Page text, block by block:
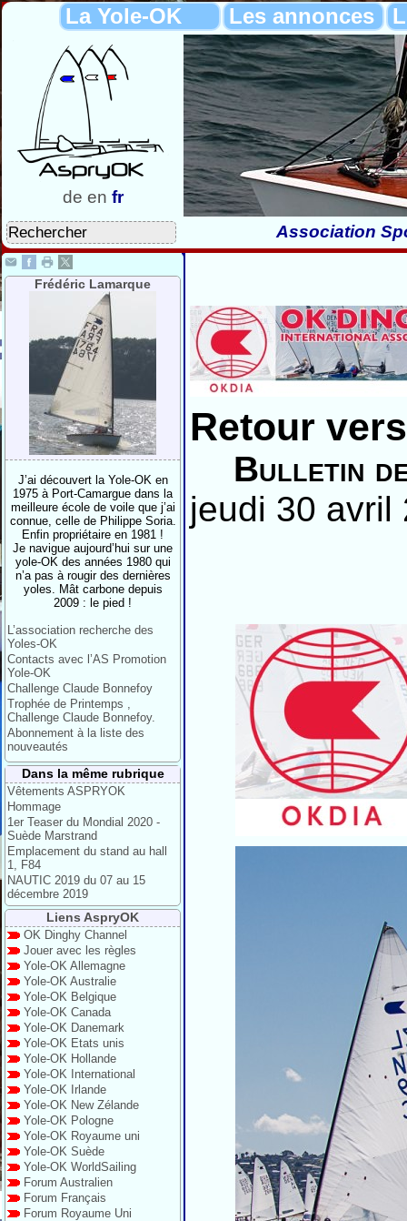
La Yole-OK Les annonces
de en fr
Association
Frédéric Lamarque
J’ai découvert la Yole-OK en
1975 à Port-Camargue dans la
meilleure école de voile que j’ai
connue, celle de Philippe Soria.
Enfin propriétaire en 1981 !
Je navigue aujourd’hui sur une
yole-OK des années 1980 qui
n’a pas à rougir des dernières
yoles. Mât carbone depuis
2009 : le pied !
L’association recherche des
Yoles-OK
Contacts avec l’AS Promotion
Yole-OK
Challenge Claude Bonnefoy
Trophée de Printemps ,
Challenge Claude Bonnefoy.
Abonnement à la liste des
nouveautés
Dans la même rubrique
Vêtements ASPRYOK
Hommage
1er Teaser du Mondial 2020 -
Suède Marstrand
Emplacement du stand au hall
1, F84
NAUTIC 2019 du 07 au 15
décembre 2019
Liens AspryOK
OK Dinghy Channel
Jouer avec les règles
Yole-OK Allemagne
Yole-OK Australie
Yole-OK Belgique
Yole-OK Canada
Yole-OK Danemark
Yole-OK Etats unis
Yole-OK Hollande
Yole-OK International
Yole-OK Irlande
Yole-OK New Zélande
Yole-OK Pologne
Yole-OK Royaume uni
Yole-OK Suède
Yole-OK WorldSailing
Forum Australien
Forum Français
Forum Royaume Uni
Retour
Bulletin
jeudi 30 avril